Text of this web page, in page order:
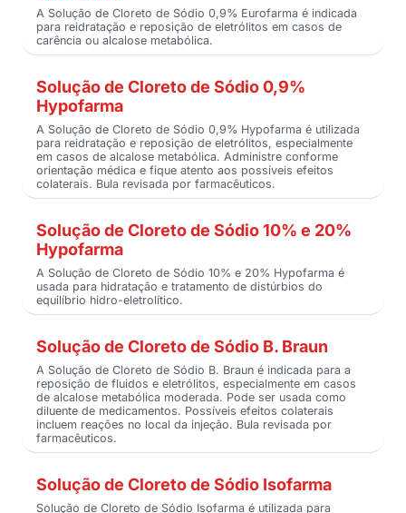
A Solução de Cloreto de Sódio 0,9% Eurofarma é indicada
para reidratação e reposição de eletrólitos em casos de
carência ou alcalose metabólica.
Solução de Cloreto de Sódio 0,9%
Hypofarma
A Solução de Cloreto de Sódio 0,9% Hypofarma é utilizada
para reidratação e reposição de eletrólitos, especialmente
em casos de alcalose metabólica. Administre conforme
orientação médica e fique atento aos possíveis efeitos
colaterais. Bula revisada por farmacêuticos.
Solução de Cloreto de Sódio 10% e 20%
Hypofarma
A Solução de Cloreto de Sódio 10% e 20% Hypofarma é
usada para hidratação e tratamento de distúrbios do
equilíbrio hidro-eletrolítico.
Solução de Cloreto de Sódio B. Braun
A Solução de Cloreto de Sódio B. Braun é indicada para a
reposição de fluidos e eletrólitos, especialmente em casos
de alcalose metabólica moderada. Pode ser usada como
diluente de medicamentos. Possíveis efeitos colaterais
incluem reações no local da injeção. Bula revisada por
farmacêuticos.
Solução de Cloreto de Sódio Isofarma
Solução de Cloreto de Sódio Isofarma é utilizada para